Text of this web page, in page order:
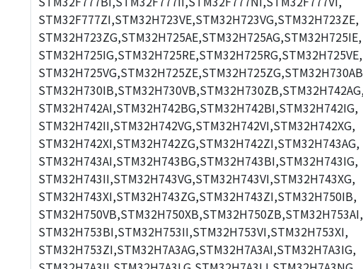
STM32F777ZI,STM32H723VE,STM32H723VG,STM32H723ZE,
STM32H723ZG,STM32H725AE,STM32H725AG,STM32H725IE,
STM32H725IG,STM32H725RE,STM32H725RG,STM32H725VE,
STM32H742AI,STM32H742BG,STM32H742BI,STM32H742IG,
STM32H742II,STM32H742VG,STM32H742VI,STM32H742XG,
STM32H742XI,STM32H742ZG,STM32H742ZI,STM32H743AG,
STM32H743AI,STM32H743BG,STM32H743BI,STM32H743IG,
STM32H743II,STM32H743VG,STM32H743VI,STM32H743XG,
STM32H743XI,STM32H743ZG,STM32H743ZI,STM32H750IB,
STM32H750VB,STM32H750XB,STM32H750ZB,STM32H753AI,
STM32H753BI,STM32H753II,STM32H753VI,STM32H753XI,
STM32H753ZI,STM32H7A3AG,STM32H7A3AI,STM32H7A3IG,